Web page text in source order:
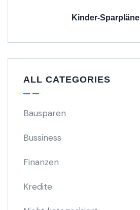
Kinder-Sparpläne
ALL CATEGORIES
Bausparen
Bussiness
Finanzen
Kredite